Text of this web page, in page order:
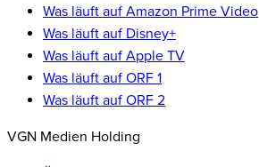
Was läuft auf Amazon Prime Video
Was läuft auf Disney+
Was läuft auf Apple TV
Was läuft auf ORF 1
Was läuft auf ORF 2
VGN Medien Holding